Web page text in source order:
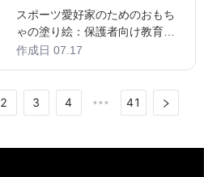
者向け教育ガイド
スポーツ愛好家のためのおもち
ゃの塗り絵：保護者向け教育ガ
イド はじめに：おもちゃの塗り
運動能力の発達の間に強力な相
乗効果があることを発見しまし
作成日 07.17
2 3 4 ••• 41